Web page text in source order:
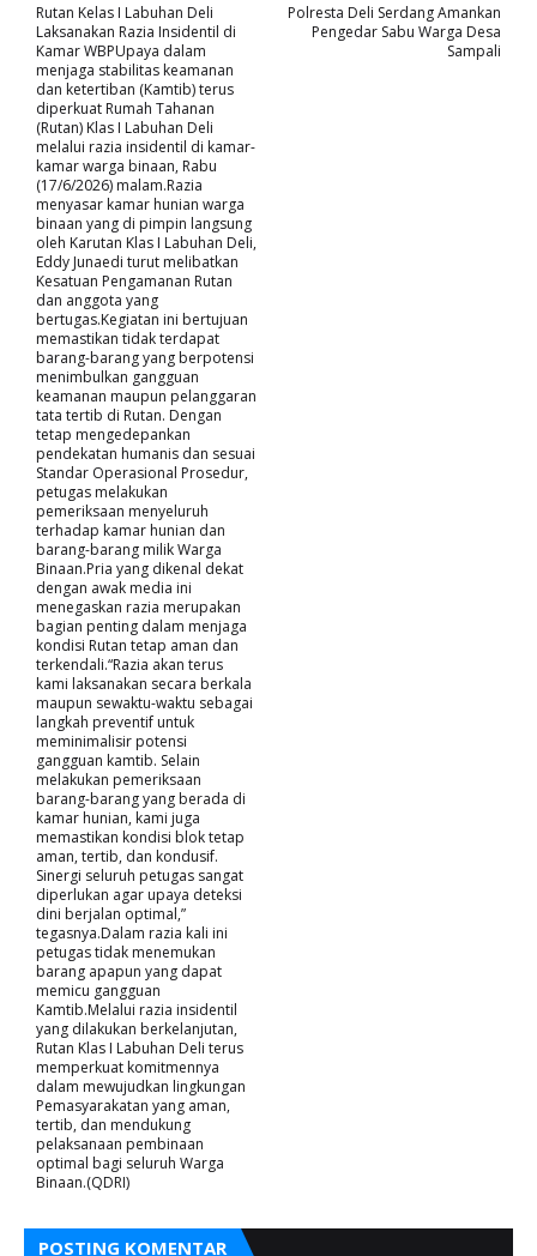
Polresta Deli Serdang Amankan
Pengedar Sabu Warga Desa
Sampali
Rutan Kelas I Labuhan Deli
Laksanakan Razia Insidentil di
Kamar WBPUpaya dalam
menjaga stabilitas keamanan
dan ketertiban (Kamtib) terus
diperkuat Rumah Tahanan
(Rutan) Klas I Labuhan Deli
melalui razia insidentil di kamar-
kamar warga binaan, Rabu
(17/6/2026) malam.Razia
menyasar kamar hunian warga
binaan yang di pimpin langsung
oleh Karutan Klas I Labuhan Deli,
Eddy Junaedi turut melibatkan
Kesatuan Pengamanan Rutan
dan anggota yang
bertugas.Kegiatan ini bertujuan
memastikan tidak terdapat
barang-barang yang berpotensi
menimbulkan gangguan
keamanan maupun pelanggaran
tata tertib di Rutan. Dengan
tetap mengedepankan
pendekatan humanis dan sesuai
Standar Operasional Prosedur,
petugas melakukan
pemeriksaan menyeluruh
terhadap kamar hunian dan
barang-barang milik Warga
Binaan.Pria yang dikenal dekat
dengan awak media ini
menegaskan razia merupakan
bagian penting dalam menjaga
kondisi Rutan tetap aman dan
terkendali.“Razia akan terus
kami laksanakan secara berkala
maupun sewaktu-waktu sebagai
langkah preventif untuk
meminimalisir potensi
gangguan kamtib. Selain
melakukan pemeriksaan
barang-barang yang berada di
kamar hunian, kami juga
memastikan kondisi blok tetap
aman, tertib, dan kondusif.
Sinergi seluruh petugas sangat
diperlukan agar upaya deteksi
dini berjalan optimal,”
tegasnya.Dalam razia kali ini
petugas tidak menemukan
barang apapun yang dapat
memicu gangguan
Kamtib.Melalui razia insidentil
yang dilakukan berkelanjutan,
Rutan Klas I Labuhan Deli terus
memperkuat komitmennya
dalam mewujudkan lingkungan
Pemasyarakatan yang aman,
tertib, dan mendukung
pelaksanaan pembinaan
optimal bagi seluruh Warga
Binaan.(QDRI)
POSTING KOMENTAR